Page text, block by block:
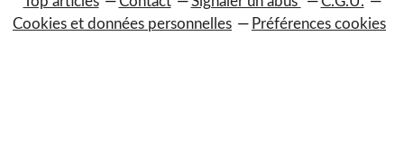
Cookies et données personnelles
Préférences cookies